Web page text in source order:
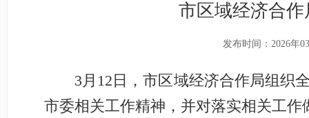
市区域经济合
发布时间：2026年
3月12日，市区域经济合作局组织全
市委相关工作精神，并对落实相关工作